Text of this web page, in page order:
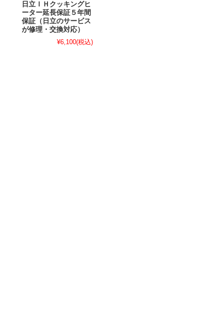
日立ＩＨクッキングヒ
ーター延長保証５年間
保証（日立のサービス
が修理・交換対応）
¥6,100(税込)